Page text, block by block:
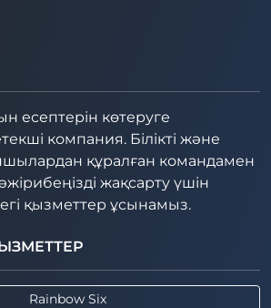
есептерін көтеруге
компания. Білікті және
құралған командамен
жақсарту үшін
қызметтер ұсынамыз.
Rainbow Six